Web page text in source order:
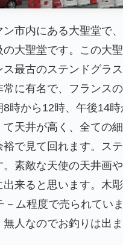
市内にある大聖堂で
大聖堂です。この大
最古のステンドグラ
に有名で、フランス
時から12時、午後14
天井が高く、全ての
で見て回れます。ス
素敵な天使の天井画
来ると思います。木
－ム程度で売られてい
人なのでお釣りは出